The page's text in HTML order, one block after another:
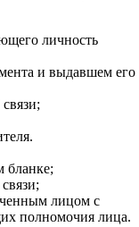
личность
и выдавшем его
бланке;
лицом с
полномочия лица.